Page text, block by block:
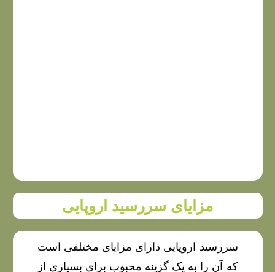
مزایای سررسید اروپایی
سررسید اروپایی دارای مزایای مختلفی است
که آن را به یک گزینه محبوب برای بسیاری از